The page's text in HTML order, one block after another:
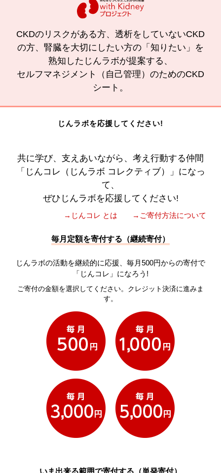
CKDのリスクがある方、透析をしていないCKD
の方、腎臓を大切にしたい方の「知りたい」を
熟知したじんラボが提案する、
セルフマネジメント（自己管理）のためのCKD
シート。
じんラボを応援してください!
共に学び、支えあいながら、考え行動する仲間
「じんコレ（じんラボ コレクティブ）」になっ
て、
ぜひじんラボを応援してください!
→じんコレ とは →ご寄付方法について
毎月定額を寄付する（継続寄付）
じんラボの活動を継続的に応援、毎月500円からの寄付で
「じんコレ」になろう!
ご寄付の金額を選択してください。クレジット決済に進みま
す。
いま出来る範囲で寄付する（単発寄付）